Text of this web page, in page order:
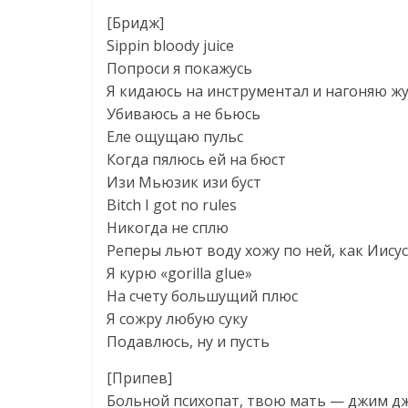
[Бридж]
Sippin bloody juice
Попроси я покажусь
Я кидаюсь на инструментал и нагоняю
Убиваюсь а не бьюсь
Еле ощущаю пульс
Когда пялюсь ей на бюст
Изи Мьюзик изи буст
Bitch I got no rules
Никогда не сплю
Реперы льют воду хожу по ней, как Иисус
Я курю «gorilla glue»
На счету большущий плюс
Я сожру любую суку
Подавлюсь, ну и пусть
[Припев]
Больной психопат, твою мать — джим